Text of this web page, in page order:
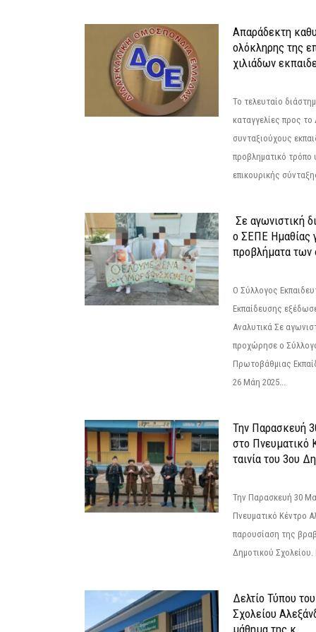
Απαράδεκτη
ολόκληρης της
χιλιάδων
Το τελευταίο
καταγγελίες προς
συνταξιούχους
προβληματικό τρόπο
επικουρικής
Σε αγωνιστική
ο ΣΕΠΕ Ημαθίας
προβλήματα των
Ο Σύλλογος
Εκπαίδευσης
Αναλυτικά Σε
προχώρησε ο
Πρωτοβάθμιας
26 Μάη 2025...
Την Παρασκευή
στο Πνευματικό
ταινία του 3ου
Την Παρασκευή 30
Πνευματικό Κέντρο
παρουσίαση της
Δημοτικού Σχολείου.
Δελτίο Τύπου
Σχολείου